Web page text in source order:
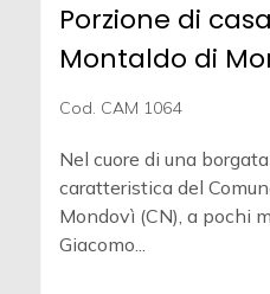
Porzione di
Montaldo di
Cod. CAM 1064
Nel cuore di una
caratteristica del
Mondovì (CN), a pochi
Giacomo...